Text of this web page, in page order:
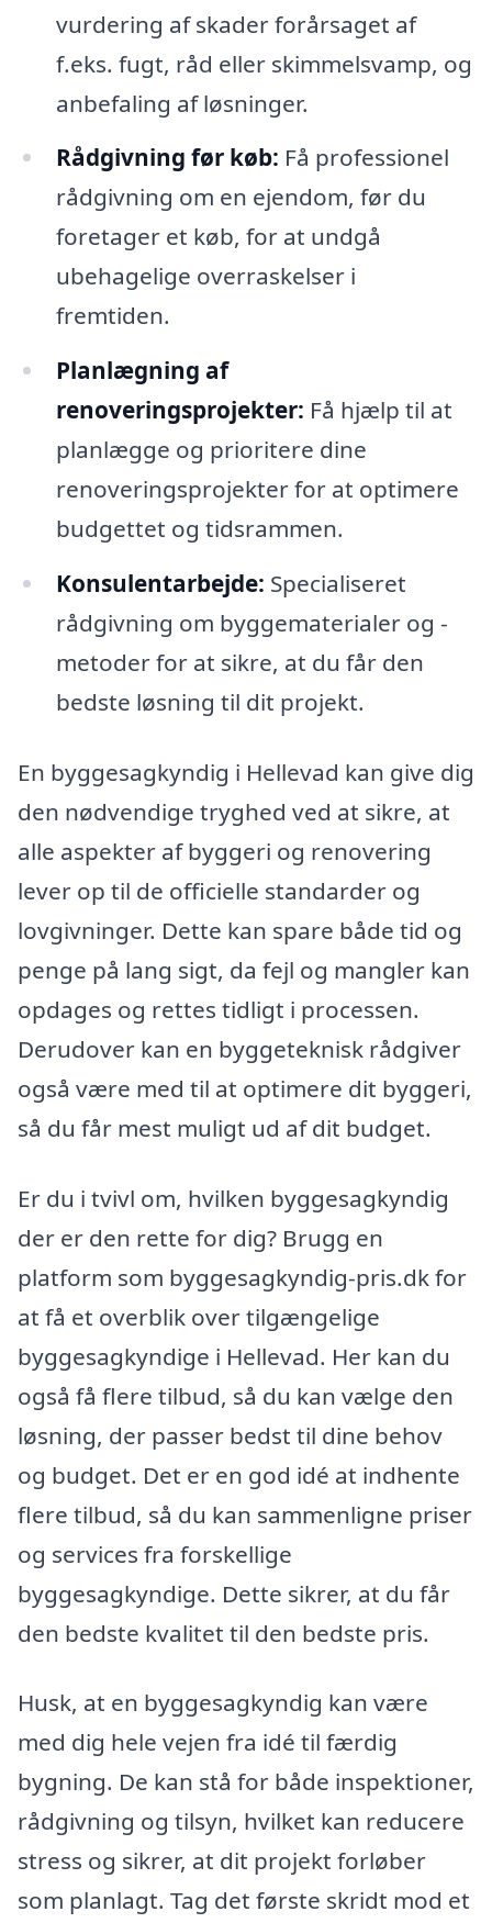
vurdering af skader forårsaget af
f.eks. fugt, råd eller skimmelsvamp, og
anbefaling af løsninger.
Rådgivning før køb: Få professionel
rådgivning om en ejendom, før du
foretager et køb, for at undgå
ubehagelige overraskelser i
fremtiden.
Planlægning af
renoveringsprojekter: Få hjælp til at
planlægge og prioritere dine
renoveringsprojekter for at optimere
budgettet og tidsrammen.
Konsulentarbejde: Specialiseret
rådgivning om byggematerialer og -
metoder for at sikre, at du får den
bedste løsning til dit projekt.
En byggesagkyndig i Hellevad kan give dig
den nødvendige tryghed ved at sikre, at
alle aspekter af byggeri og renovering
lever op til de officielle standarder og
lovgivninger. Dette kan spare både tid og
penge på lang sigt, da fejl og mangler kan
opdages og rettes tidligt i processen.
Derudover kan en byggeteknisk rådgiver
også være med til at optimere dit byggeri,
så du får mest muligt ud af dit budget.
Er du i tvivl om, hvilken byggesagkyndig
der er den rette for dig? Brugg en
platform som byggesagkyndig-pris.dk for
at få et overblik over tilgængelige
byggesagkyndige i Hellevad. Her kan du
også få flere tilbud, så du kan vælge den
løsning, der passer bedst til dine behov
og budget. Det er en god idé at indhente
flere tilbud, så du kan sammenligne priser
og services fra forskellige
byggesagkyndige. Dette sikrer, at du får
den bedste kvalitet til den bedste pris.
Husk, at en byggesagkyndig kan være
med dig hele vejen fra idé til færdig
bygning. De kan stå for både inspektioner,
rådgivning og tilsyn, hvilket kan reducere
stress og sikrer, at dit projekt forløber
som planlagt. Tag det første skridt mod et